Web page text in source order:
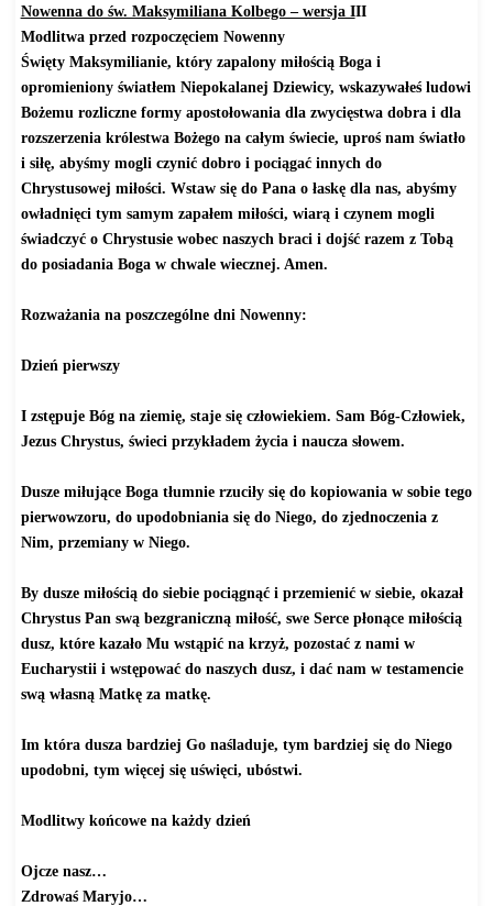
Nowenna do św. Maksymiliana Kolbego – wersja III
Modlitwa przed rozpoczęciem Nowenny
Święty Maksymilianie, który zapalony miłością Boga i
opromieniony światłem Niepokalanej Dziewicy, wskazywałeś ludowi
Bożemu rozliczne formy apostołowania dla zwycięstwa dobra i dla
rozszerzenia królestwa Bożego na całym świecie, uproś nam światło
i siłę, abyśmy mogli czynić dobro i pociągać innych do
Chrystusowej miłości. Wstaw się do Pana o łaskę dla nas, abyśmy
owładnięci tym samym zapałem miłości, wiarą i czynem mogli
świadczyć o Chrystusie wobec naszych braci i dojść razem z Tobą
do posiadania Boga w chwale wiecznej. Amen.
Rozważania na poszczególne dni Nowenny:
Dzień pierwszy
I zstępuje Bóg na ziemię, staje się człowiekiem. Sam Bóg-Człowiek,
Jezus Chrystus, świeci przykładem życia i naucza słowem.
Dusze miłujące Boga tłumnie rzuciły się do kopiowania w sobie tego
pierwowzoru, do upodobniania się do Niego, do zjednoczenia z
Nim, przemiany w Niego.
By dusze miłością do siebie pociągnąć i przemienić w siebie, okazał
Chrystus Pan swą bezgraniczną miłość, swe Serce płonące miłością
dusz, które kazało Mu wstąpić na krzyż, pozostać z nami w
Eucharystii i wstępować do naszych dusz, i dać nam w testamencie
swą własną Matkę za matkę.
Im która dusza bardziej Go naśladuje, tym bardziej się do Niego
upodobni, tym więcej się uświęci, ubóstwi.
Modlitwy końcowe na każdy dzień
Ojcze nasz…
Zdrowaś Maryjo…